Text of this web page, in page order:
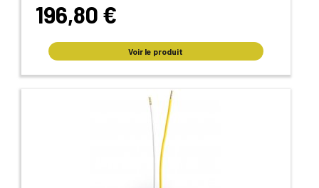
196,80 €
Voir le produit